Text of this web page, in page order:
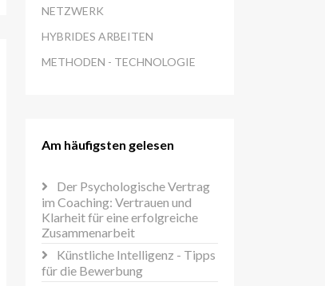
NETZWERK
HYBRIDES ARBEITEN
METHODEN - TECHNOLOGIE
Am häufigsten gelesen
Der Psychologische Vertrag
im Coaching: Vertrauen und
Klarheit für eine erfolgreiche
Zusammenarbeit
Künstliche Intelligenz - Tipps
für die Bewerbung